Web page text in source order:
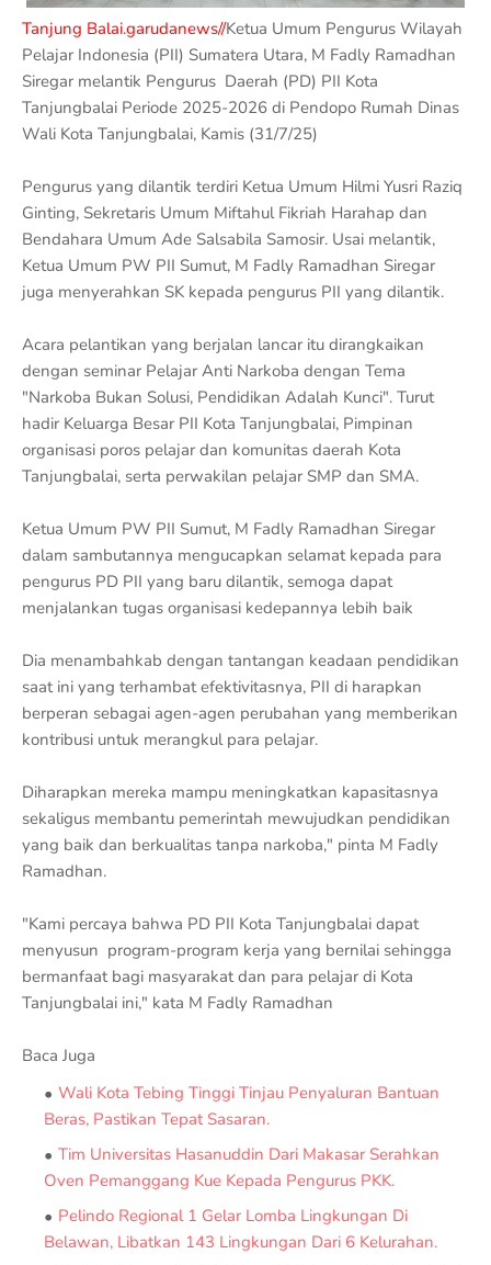
Tanjung Balai.garudanews//Ketua Umum Pengurus Wilayah
Pelajar Indonesia (PII) Sumatera Utara, M Fadly Ramadhan
Siregar melantik Pengurus Daerah (PD) PII Kota
Tanjungbalai Periode 2025-2026 di Pendopo Rumah Dinas
Wali Kota Tanjungbalai, Kamis (31/7/25)
Pengurus yang dilantik terdiri Ketua Umum Hilmi Yusri Raziq
Ginting, Sekretaris Umum Miftahul Fikriah Harahap dan
Bendahara Umum Ade Salsabila Samosir. Usai melantik,
Ketua Umum PW PII Sumut, M Fadly Ramadhan Siregar
juga menyerahkan SK kepada pengurus PII yang dilantik.
Acara pelantikan yang berjalan lancar itu dirangkaikan
dengan seminar Pelajar Anti Narkoba dengan Tema
"Narkoba Bukan Solusi, Pendidikan Adalah Kunci". Turut
hadir Keluarga Besar PII Kota Tanjungbalai, Pimpinan
organisasi poros pelajar dan komunitas daerah Kota
Tanjungbalai, serta perwakilan pelajar SMP dan SMA.
Ketua Umum PW PII Sumut, M Fadly Ramadhan Siregar
dalam sambutannya mengucapkan selamat kepada para
pengurus PD PII yang baru dilantik, semoga dapat
menjalankan tugas organisasi kedepannya lebih baik
Dia menambahkab dengan tantangan keadaan pendidikan
saat ini yang terhambat efektivitasnya, PII di harapkan
berperan sebagai agen-agen perubahan yang memberikan
kontribusi untuk merangkul para pelajar.
Diharapkan mereka mampu meningkatkan kapasitasnya
sekaligus membantu pemerintah mewujudkan pendidikan
yang baik dan berkualitas tanpa narkoba," pinta M Fadly
Ramadhan.
"Kami percaya bahwa PD PII Kota Tanjungbalai dapat
menyusun program-program kerja yang bernilai sehingga
bermanfaat bagi masyarakat dan para pelajar di Kota
Tanjungbalai ini," kata M Fadly Ramadhan
Baca Juga
Wali Kota Tebing Tinggi Tinjau Penyaluran Bantuan
Beras, Pastikan Tepat Sasaran.
Tim Universitas Hasanuddin Dari Makasar Serahkan
Oven Pemanggang Kue Kepada Pengurus PKK.
Pelindo Regional 1 Gelar Lomba Lingkungan Di
Belawan, Libatkan 143 Lingkungan Dari 6 Kelurahan.